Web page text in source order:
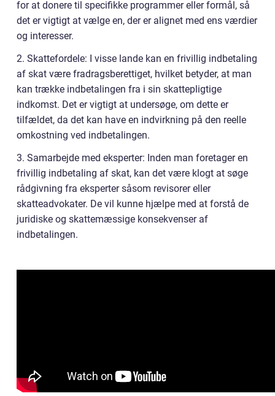
for at donere til specifikke programmer eller formål, så
det er vigtigt at vælge en, der er alignet med ens værdier
og interesser.
2. Skattefordele: I visse lande kan en frivillig indbetaling
af skat være fradragsberettiget, hvilket betyder, at man
kan trække indbetalingen fra i sin skattepligtige
indkomst. Det er vigtigt at undersøge, om dette er
tilfældet, da det kan have en indvirkning på den reelle
omkostning ved indbetalingen.
3. Samarbejde med eksperter: Inden man foretager en
frivillig indbetaling af skat, kan det være klogt at søge
rådgivning fra eksperter såsom revisorer eller
skatteadvokater. De vil kunne hjælpe med at forstå de
juridiske og skattemæssige konsekvenser af
indbetalingen.